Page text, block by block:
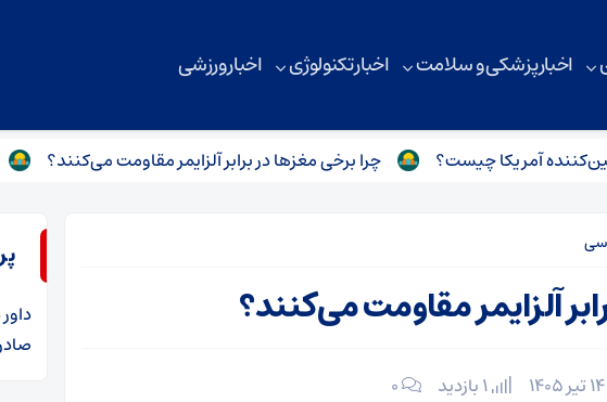
اخبار پزشکی و سلامت اخبار تکنولوژی اخبار ورزشی
چیست؟ چرا برخی مغزها در برابر آلزایمر مقاومت می‌کنند؟ امام
آلزایمر مقاومت می‌کنند؟
۰
داور